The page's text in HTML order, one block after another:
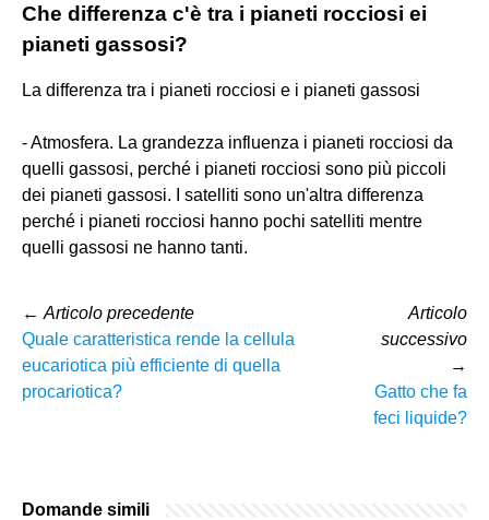
Che differenza c'è tra i pianeti rocciosi ei
pianeti gassosi?
La differenza tra i pianeti rocciosi e i pianeti gassosi
- Atmosfera. La grandezza influenza i pianeti rocciosi da
quelli gassosi, perché i pianeti rocciosi sono più piccoli
dei pianeti gassosi. I satelliti sono un'altra differenza
perché i pianeti rocciosi hanno pochi satelliti mentre
quelli gassosi ne hanno tanti.
← Articolo precedente
Quale caratteristica rende la cellula
eucariotica più efficiente di quella
procariotica?
Articolo
successivo
→
Gatto che fa
feci liquide?
Domande simili